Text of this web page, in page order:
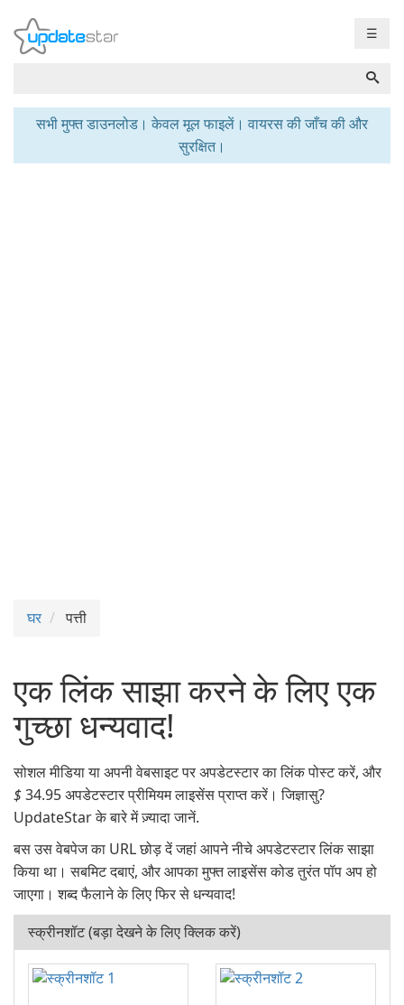
☰
सभी मुफ्त डाउनलोड। केवल मूल फाइलें। वायरस की जाँच की और
सुरक्षित।
घर पत्ती
एक लिंक साझा करने के लिए एक
गुच्छा धन्यवाद!
सोशल मीडिया या अपनी वेबसाइट पर अपडेटस्टार का लिंक पोस्ट करें, और
$34.95 अपडेटस्टार प्रीमियम लाइसेंस प्राप्त करें। जिज्ञासु?
UpdateStar के बारे में ज़्यादा जानें.
बस उस वेबपेज का URL छोड़ दें जहां आपने नीचे अपडेटस्टार लिंक साझा
किया था। सबमिट दबाएं, और आपका मुफ्त लाइसेंस कोड तुरंत पॉप अप हो
जाएगा। शब्द फैलाने के लिए फिर से धन्यवाद!
स्क्रीनशॉट (बड़ा देखने के लिए क्लिक करें)